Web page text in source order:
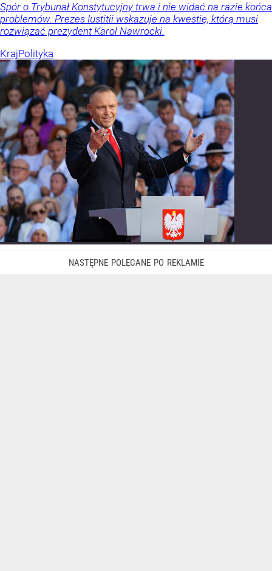
Spór o Trybunał Konstytucyjny trwa i nie widać na razie końca
problemów. Prezes Iustitii wskazuje na kwestię, którą musi
rozwiązać prezydent Karol Nawrocki.
KrajPolityka